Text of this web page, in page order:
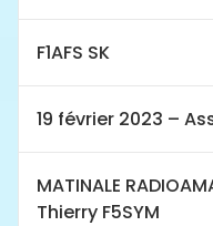
F1AFS SK
19 février 2023 –
MATINALE
Thierry F5SYM